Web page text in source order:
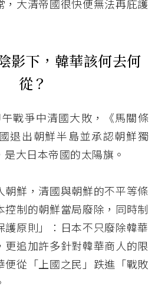
，大清帝國很快便無法再庇護
影下，韓華該何去何
從？
戰爭中清國大敗，《馬關條
退出朝鮮半島並承認朝鮮獨
大日本帝國的太陽旗。
朝鮮，清國與朝鮮的不平等條
控制的朝鮮當局廢除，同時制
護原則」：日本不只廢除韓華
更追加許多針對韓華商人的限
便從「上國之民」跌進「戰敗